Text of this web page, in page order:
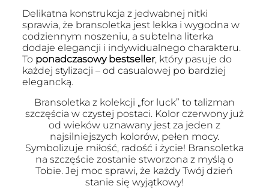
Delikatna konstrukcja z jedwabnej nitki
sprawia, że bransoletka jest lekka i wygodna w
codziennym noszeniu, a subtelna literka
dodaje elegancji i indywidualnego charakteru.
To ponadczasowy bestseller, który pasuje do
każdej stylizacji – od casualowej po bardziej
elegancką.
Bransoletka z kolekcji „for luck” to talizman
szczęścia w czystej postaci. Kolor czerwony już
od wieków uznawany jest za jeden z
najsilniejszych kolorów, pełen mocy.
Symbolizuje miłość, radość i życie! Bransoletka
na szczęście zostanie stworzona z myślą o
Tobie. Jej moc sprawi, że każdy Twój dzień
stanie się wyjątkowy!